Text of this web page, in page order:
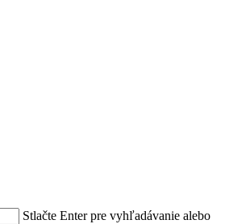
Stlačte Enter pre vyhľadávanie alebo